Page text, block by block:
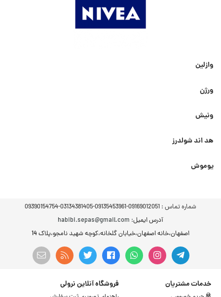
وازلین
ورژن
ونیش
هد اند شولدرز
یوموش
شماره تماس : 09169012051-09135453961-03134381405-09390154754
آدرس ایمیل: habibi.sepas@gmail.com
اصفهان،خانه اصفهان،خیابان گلخانه،کوچه شهید نامجو،پلاک 14
خدمات مشتریان فروشگاه آنلاین نرولی